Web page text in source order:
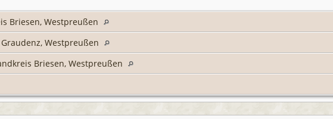
Briesen, Westpreußen
Westpreußen
Briesen, Westpreußen